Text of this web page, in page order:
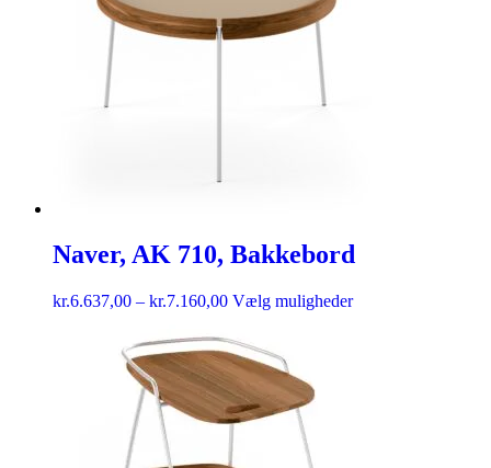
Naver, AK 710, Bakkebord
kr.6.637,00 – kr.7.160,00 Vælg muligheder